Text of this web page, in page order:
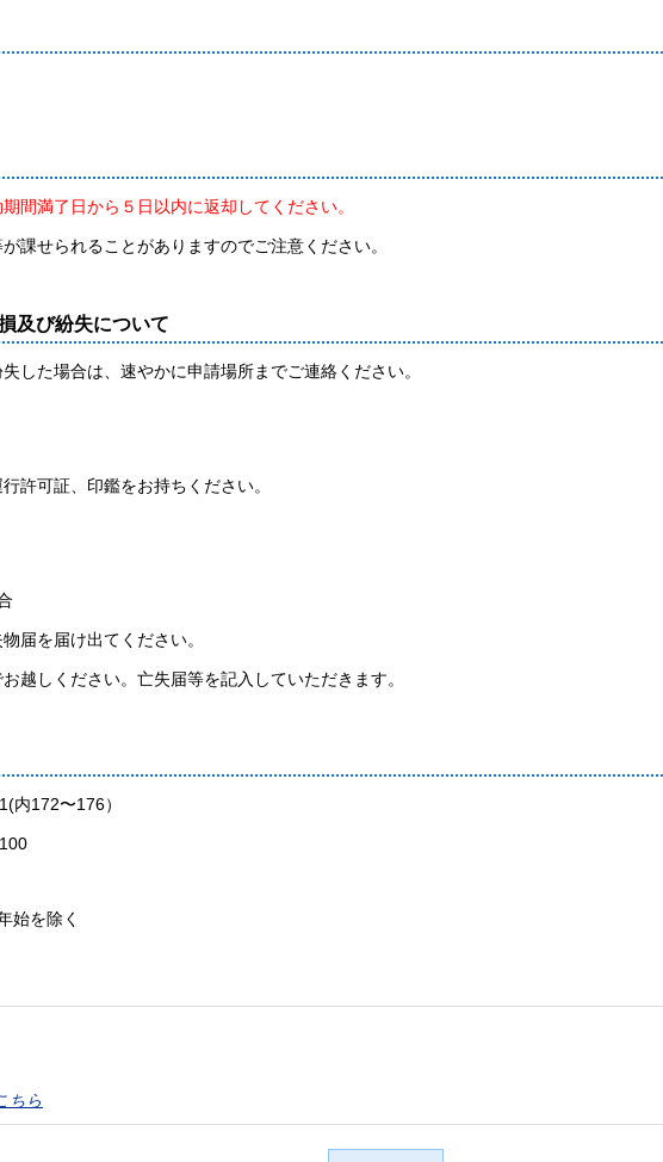
間満了日から５日以内に返却してください。
課せられることがありますのでご注意ください。
及び紛失について
した場合は、速やかに申請場所までご連絡ください。
許可証、印鑑をお持ちください。
届を届け出てください。
越しください。亡失届等を記入していただきます。
172〜176）
始を除く
ちら